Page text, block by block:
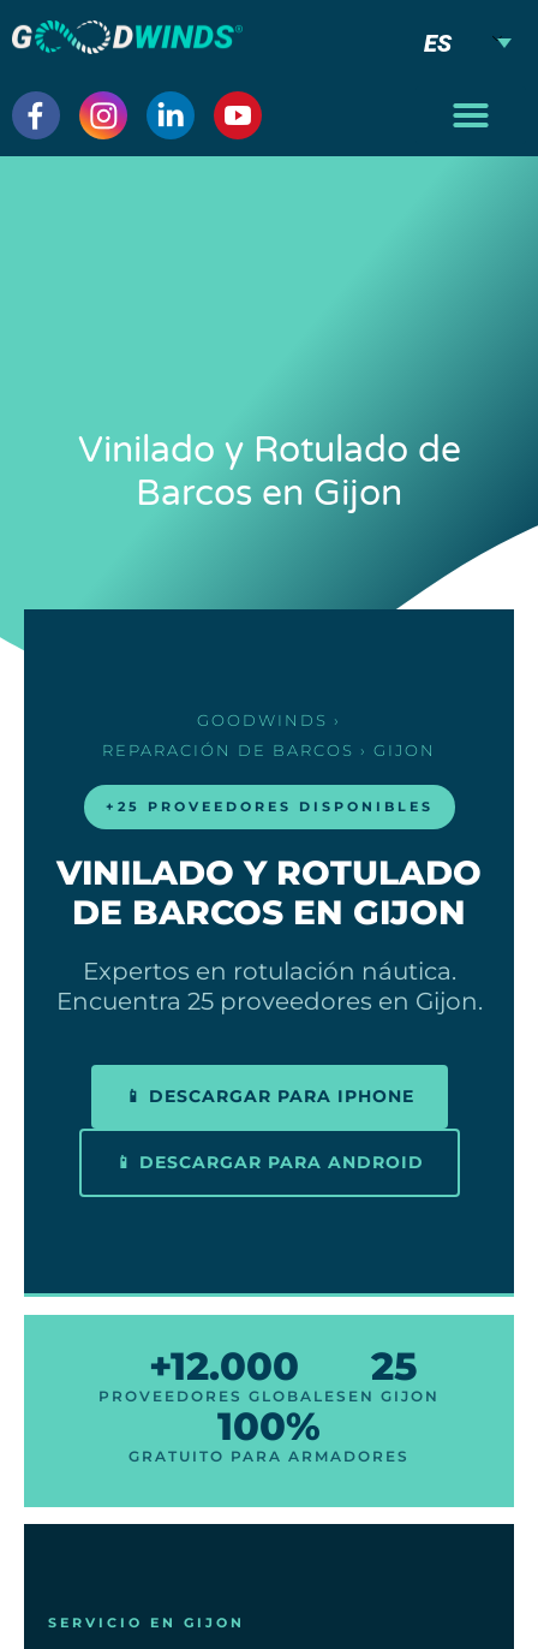
ES
Vinilado y Rotulado de
Barcos en Gijon
GOODWINDS ›
REPARACIÓN DE BARCOS › GIJON
+25 PROVEEDORES DISPONIBLES
VINILADO Y ROTULADO
DE BARCOS EN GIJON
Expertos en rotulación náutica.
Encuentra 25 proveedores en Gijon.
📱 DESCARGAR PARA IPHONE
📱 DESCARGAR PARA ANDROID
+12.000
PROVEEDORES GLOBALES
25
EN GIJON
100%
GRATUITO PARA ARMADORES
SERVICIO EN GIJON